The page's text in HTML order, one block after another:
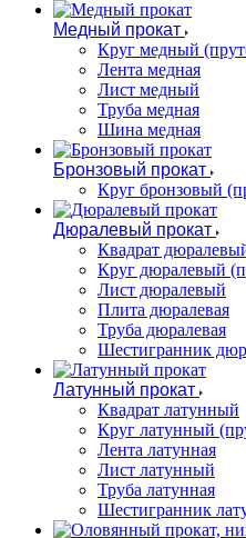
Медный прокат
Круг медный
Лента медная
Лист медный
Труба медная
Шина медная
Бронзовый прокат
Круг бронзовый
Дюралевый прокат
Квадрат
Круг дюралевый
Лист дюралевый
Плита дюралевая
Труба дюралевая
Шестигранник
Латунный прокат
Квадрат латунный
Круг латунный
Лента латунная
Лист латунный
Труба латунная
Шестигранник